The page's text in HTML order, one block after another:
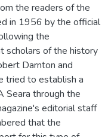
the readers of the
in 1956 by the official
the
scholars of the history
Darnton and
tried to establish a
Seara through the
editorial staff
that the